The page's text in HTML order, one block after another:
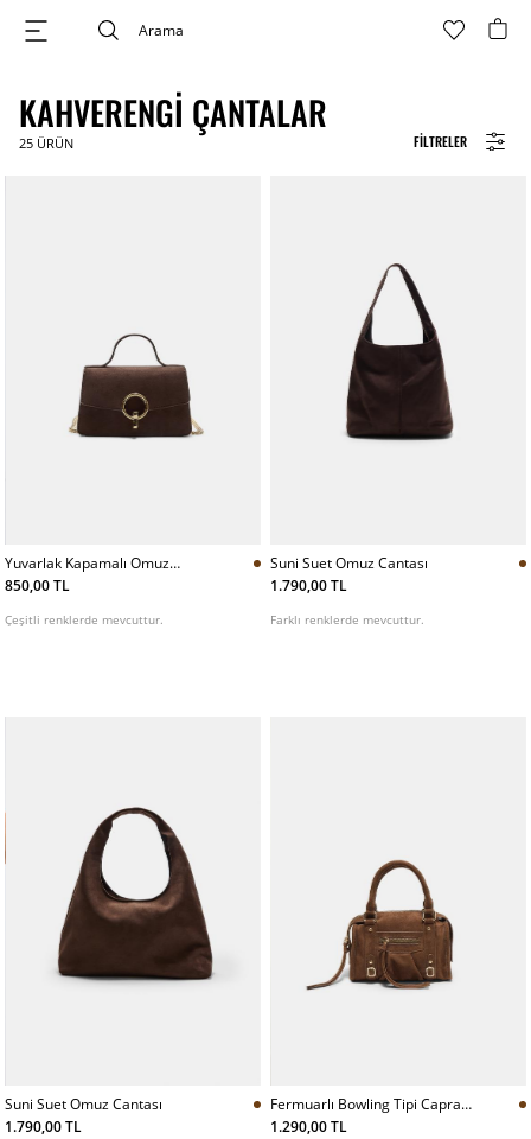
FILTRELER
KAHVERENGI ÇANTALAR
25 ÜRÜN
Yuvarlak Kapamalı Omuz
Cantası
850,00 TL
Çeşitli renklerde mevcuttur.
Suni Suet Omuz Cantası
1.790,00 TL
Farklı renklerde mevcuttur.
Suni Suet Omuz Cantası
1.790,00 TL
Fermuarlı Bowling Tipi Capraz
Askılı Canta
1.290,00 TL